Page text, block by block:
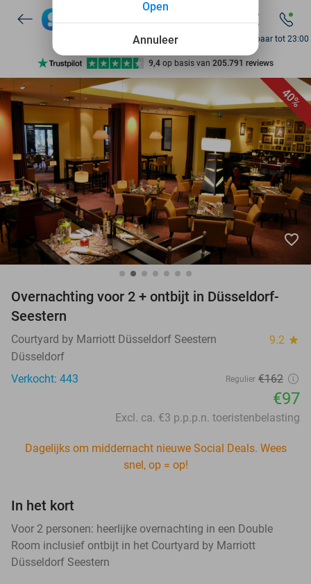
7 dagen per week beschikbaar
10+ miljoen leden
9,4 op basis van 205.791 reviews
Ontdek 15.000+ deals
7 dagen per week beschikbaar
10+ miljoen leden
Bereikbaar tot 23:00
40%
favorite_border
Overnachting voor 2 + ontbijt in Düsseldorf-
Seestern
Courtyard by Marriott Düsseldorf Seestern 9.2 star
Düsseldorf
Verkocht: 443
Regulier €162
€97
Excl. ca. €3 p.p.p.n. toeristenbelasting
Dagelijks om middernacht nieuwe Social Deals. Wees
snel, op = op!
In het kort
Voor 2 personen: heerlijke overnachting in een Double
Room inclusief ontbijt in het Courtyard by Marriott
Düsseldorf Seestern
Annuleer
Open